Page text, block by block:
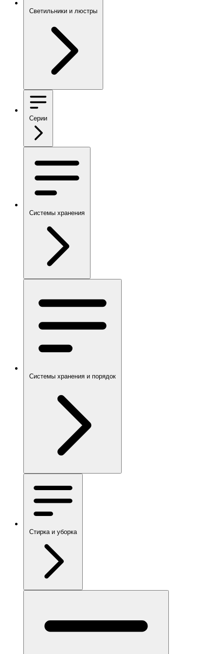
Светильники и люстры
Серии
Системы хранения
Системы хранения и порядок
Стирка и уборка